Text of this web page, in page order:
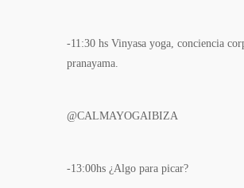
-11:30 hs Vinyasa yoga, conciencia
pranayama.
@CALMAYOGAIBIZA
-13:00hs ¿Algo para picar?